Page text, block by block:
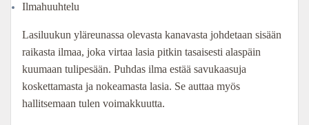
Ilmahuuhtelu
Lasiluukun yläreunassa olevasta kanavasta johdetaan sisään
raikasta ilmaa, joka virtaa lasia pitkin tasaisesti alaspäin
kuumaan tulipesään. Puhdas ilma estää savukaasuja
koskettamasta ja nokeamasta lasia. Se auttaa myös
hallitsemaan tulen voimakkuutta.